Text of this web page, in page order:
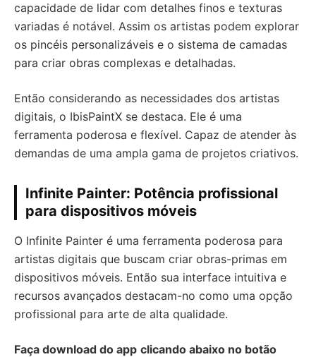
capacidade de lidar com detalhes finos e texturas
variadas é notável. Assim os artistas podem explorar
os pincéis personalizáveis e o sistema de camadas
para criar obras complexas e detalhadas.
Então considerando as necessidades dos artistas
digitais, o IbisPaintX se destaca. Ele é uma
ferramenta poderosa e flexível. Capaz de atender às
demandas de uma ampla gama de projetos criativos.
Infinite Painter: Potência profissional
para dispositivos móveis
O Infinite Painter é uma ferramenta poderosa para
artistas digitais que buscam criar obras-primas em
dispositivos móveis. Então sua interface intuitiva e
recursos avançados destacam-no como uma opção
profissional para arte de alta qualidade.
Faça download do app clicando abaixo no botão